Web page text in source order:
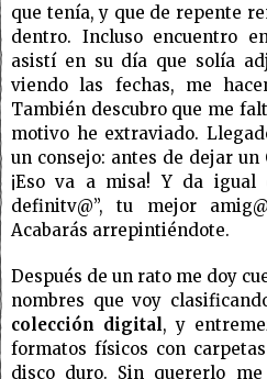
que tenía, y que de repente
dentro. Incluso encuentro
asistí en su día que solía
viendo las fechas, me
También descubro que me
motivo he extraviado.
un consejo: antes de dejar un
¡Eso va a misa! Y da igual
definitv@”, tu mejor
Acabarás arrepintiéndote.
Después de un rato me doy
nombres que voy
colección digital, y
formatos físicos con
disco duro. Sin quererlo